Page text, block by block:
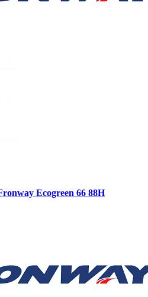
Ecogreen 66 88H